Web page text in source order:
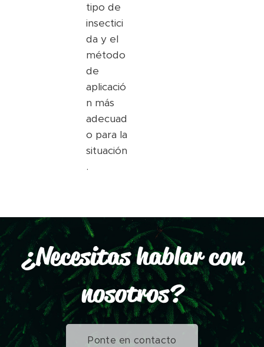
tipo de
insectici
da y el
método
de
aplicació
n más
adecuad
o para la
situación
.
¿Necesitas hablar con
nosotros?
Ponte en contacto